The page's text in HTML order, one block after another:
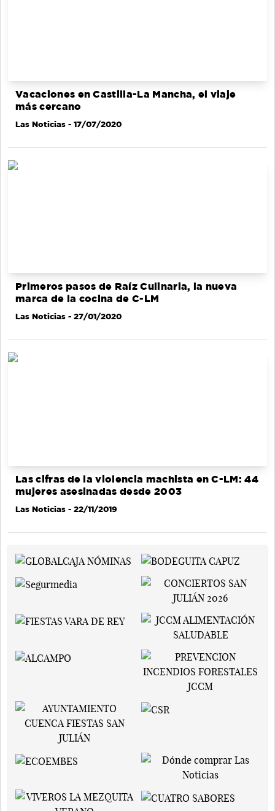
Vacaciones en Castilla-La Mancha, el viaje
más cercano
Las Noticias - 17/07/2020
Primeros pasos de Raíz Culinaria, la nueva
marca de la cocina de C-LM
Las Noticias - 27/01/2020
Las cifras de la violencia machista en C-LM: 44
mujeres asesinadas desde 2003
Las Noticias - 22/11/2019